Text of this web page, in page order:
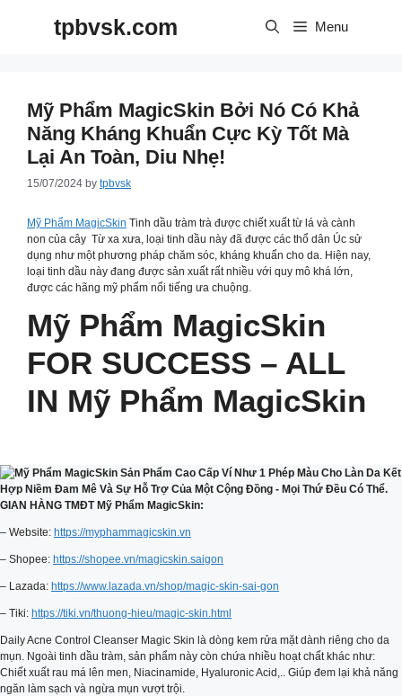
tpbvsk.com Menu
Mỹ Phẩm MagicSkin Bởi Nó Có Khả
Năng Kháng Khuẩn Cực Kỳ Tốt Mà
Lại An Toàn, Diu Nhẹ!
15/07/2024 by tpbvsk
Mỹ Phẩm MagicSkin Tinh dầu tràm trà được chiết xuất từ lá và cành
non của cây Từ xa xưa, loại tinh dầu này đã được các thổ dân Úc sử
dụng như một phương pháp chăm sóc, kháng khuẩn cho da. Hiện nay,
loại tinh dầu này đang được sản xuất rất nhiều với quy mô khá lớn,
được các hãng mỹ phẩm nổi tiếng ưa chuộng.
Mỹ Phẩm MagicSkin
FOR SUCCESS – ALL
IN Mỹ Phẩm MagicSkin
GIAN HÀNG TMĐT Mỹ Phẩm MagicSkin:
– Website: https://myphammagicskin.vn
– Shopee: https://shopee.vn/magicskin.saigon
– Lazada: https://www.lazada.vn/shop/magic-skin-sai-gon
– Tiki: https://tiki.vn/thuong-hieu/magic-skin.html
Daily Acne Control Cleanser Magic Skin là dòng kem rửa mặt dành riêng cho da
mụn. Ngoài tinh dầu tràm, sản phẩm này còn chứa nhiều hoạt chất khác như:
Chiết xuất rau má lên men, Niacinamide, Hyaluronic Acid,.. Giúp đem lại khả năng
ngăn làm sạch và ngừa mụn vượt trội.